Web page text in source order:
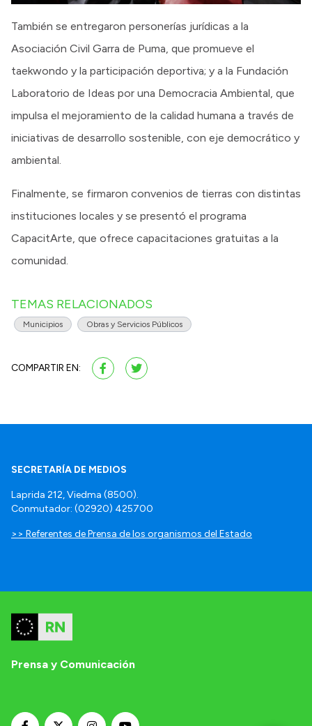
También se entregaron personerías jurídicas a la
Asociación Civil Garra de Puma, que promueve el
taekwondo y la participación deportiva; y a la Fundación
Laboratorio de Ideas por una Democracia Ambiental, que
impulsa el mejoramiento de la calidad humana a través de
iniciativas de desarrollo sostenible, con eje democrático y
ambiental.
Finalmente, se firmaron convenios de tierras con distintas
instituciones locales y se presentó el programa
CapacitArte, que ofrece capacitaciones gratuitas a la
comunidad.
TEMAS RELACIONADOS
Municipios Obras y Servicios Públicos
COMPARTIR EN:
SECRETARÍA DE MEDIOS
Laprida 212, Viedma (8500).
Conmutador: (02920) 425700
>> Referentes de Prensa de los organismos del Estado
Prensa y Comunicación